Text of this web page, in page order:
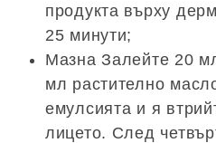
продукта върху
25 минути;
Мазна Залейте 20
мл растително
емулсията и я
лицето. След